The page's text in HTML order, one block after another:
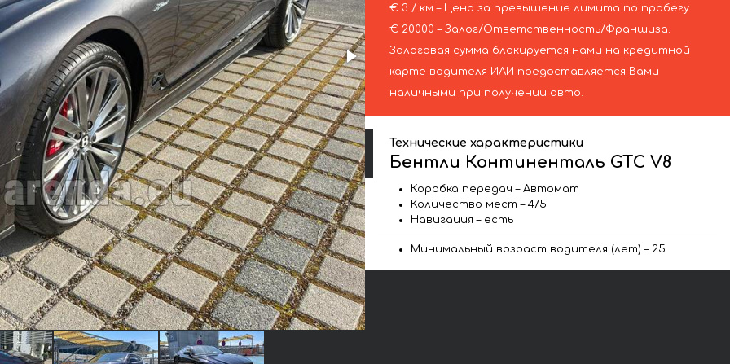
€ 3 / км – Цена за превышение лимита по пробегу
€ 20000 – Залог/Ответственность/Франшиза.
Залоговая сумма блокируется нами на кредитной
карте водителя ИЛИ предоставляется Вами
наличными при получении авто.
Технические характеристики
Бентли Континенталь GTC V8
Коробка передач – Автомат
Количество мест – 4/5
Навигация – есть
Минимальный возраст водителя (лет) – 25